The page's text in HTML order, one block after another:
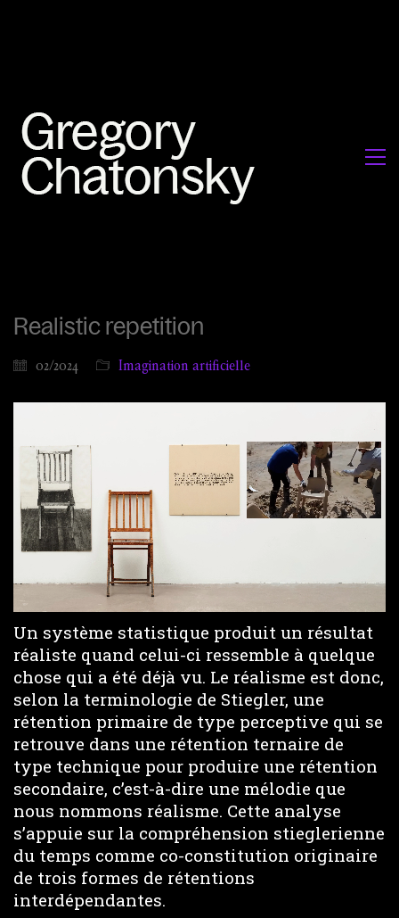
Realistic repetition
02/2024 Imagination artificielle
Un système statistique produit un résultat
réaliste quand celui-ci ressemble à quelque
chose qui a été déjà vu. Le réalisme est donc,
selon la terminologie de Stiegler, une
rétention primaire de type perceptive qui se
retrouve dans une rétention ternaire de
type technique pour produire une rétention
secondaire, c’est-à-dire une mélodie que
nous nommons réalisme. Cette analyse
s’appuie sur la compréhension stieglerienne
du temps comme co-constitution originaire
de trois formes de rétentions
interdépendantes.